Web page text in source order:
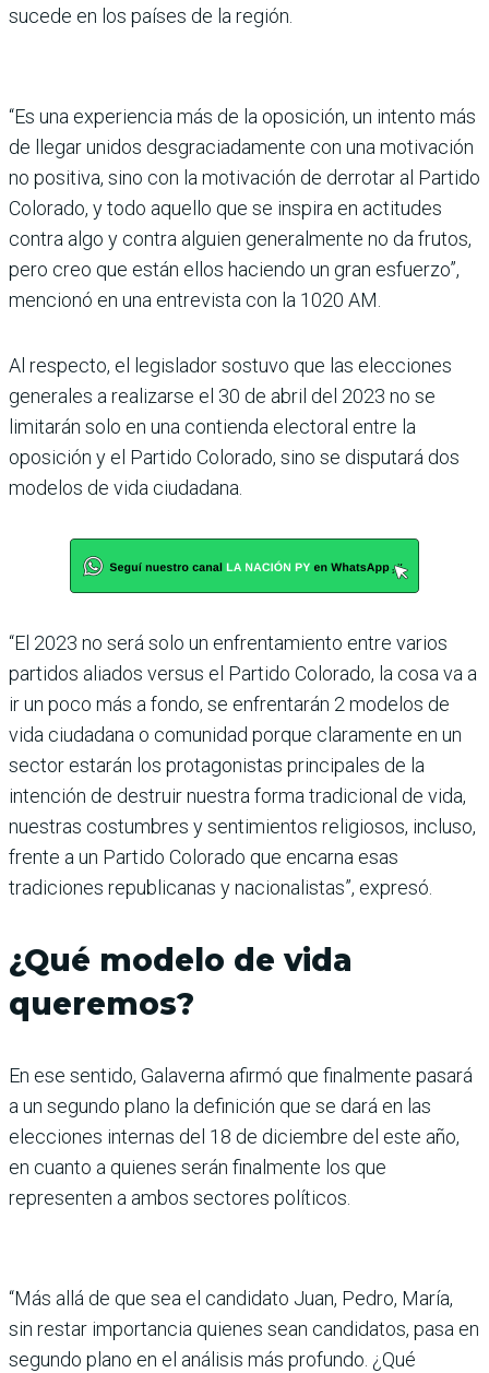
sucede en los países de la región.
“Es una experiencia más de la oposición, un intento más
de llegar unidos desgraciadamente con una motivación
no positiva, sino con la motivación de derrotar al Partido
Colorado, y todo aquello que se inspira en actitudes
contra algo y contra alguien generalmente no da frutos,
pero creo que están ellos haciendo un gran esfuerzo”,
mencionó en una entrevista con la 1020 AM.
Al respecto, el legislador sostuvo que las elecciones
generales a realizarse el 30 de abril del 2023 no se
limitarán solo en una contienda electoral entre la
oposición y el Partido Colorado, sino se disputará dos
modelos de vida ciudadana.
“El 2023 no será solo un enfrentamiento entre varios
partidos aliados versus el Partido Colorado, la cosa va a
ir un poco más a fondo, se enfrentarán 2 modelos de
vida ciudadana o comunidad porque claramente en un
sector estarán los protagonistas principales de la
intención de destruir nuestra forma tradicional de vida,
nuestras costumbres y sentimientos religiosos, incluso,
frente a un Partido Colorado que encarna esas
tradiciones republicanas y nacionalistas”, expresó.
¿Qué modelo de vida
queremos?
En ese sentido, Galaverna afirmó que finalmente pasará
a un segundo plano la definición que se dará en las
elecciones internas del 18 de diciembre del este año,
en cuanto a quienes serán finalmente los que
representen a ambos sectores políticos.
“Más allá de que sea el candidato Juan, Pedro, María,
sin restar importancia quienes sean candidatos, pasa en
segundo plano en el análisis más profundo. ¿Qué